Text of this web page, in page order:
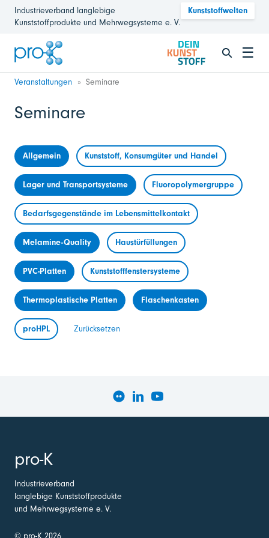
Industrieverband langlebige
Kunststoffprodukte und Mehrwegsysteme e. V.
Kunststoffwelten
☰
Veranstaltungen Seminare
Seminare
Allgemein Kunststoff, Konsumgüter und Handel
Lager und Transportsysteme Fluoropolymergruppe
Bedarfsgegenstände im Lebensmittelkontakt
Melamine-Quality Haustürfüllungen
PVC-Platten Kunststofffenstersysteme
Thermoplastische Platten Flaschenkasten
proHPL Zurücksetzen
pro-K
Industrieverband
langlebige Kunststoffprodukte
und Mehrwegsysteme e. V.
© pro-K 2026